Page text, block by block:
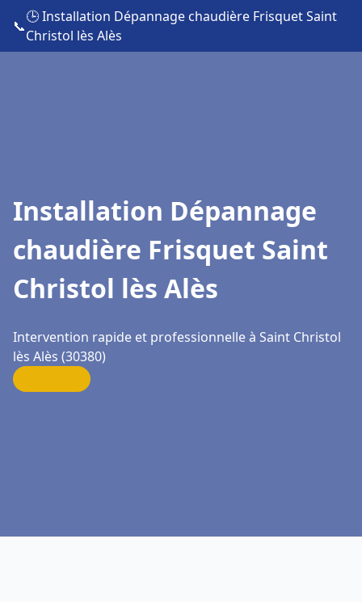
📞
🕒 Installation Dépannage chaudière Frisquet Saint
Christol lès Alès
Installation Dépannage
chaudière Frisquet Saint
Christol lès Alès
Intervention rapide et professionnelle à Saint Christol
lès Alès (30380)